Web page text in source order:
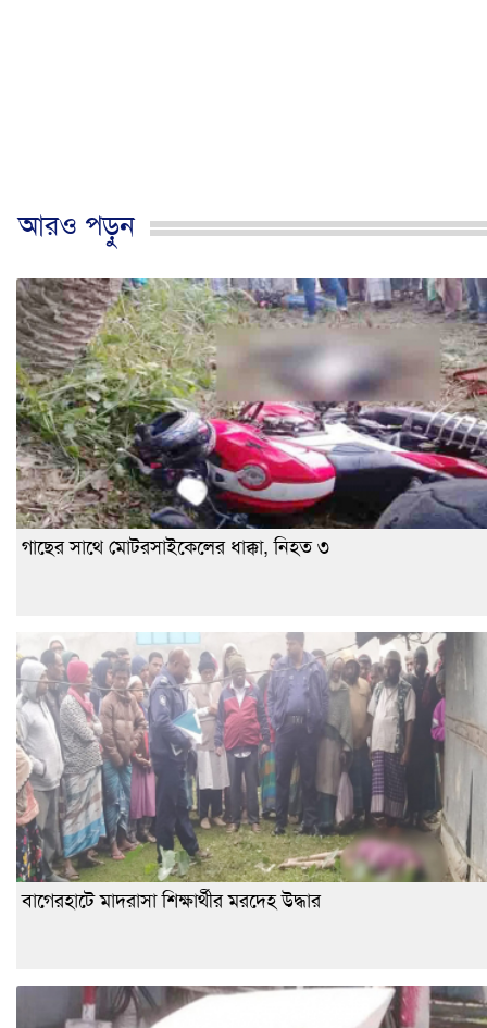
আরও পড়ুন
গাছের সাথে মোটরসাইকেলের ধাক্কা, নিহত ৩
বাগেরহাটে মাদরাসা শিক্ষার্থীর মরদেহ উদ্ধার